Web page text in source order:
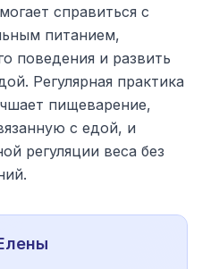
справиться с
питанием,
поведения и развить
Регулярная практика
пищеварение,
с едой, и
регуляции веса без